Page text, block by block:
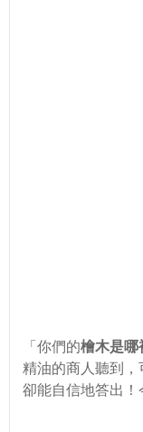
「你們的檜木是哪
精油的商人聽到，
卻能自信地答出！